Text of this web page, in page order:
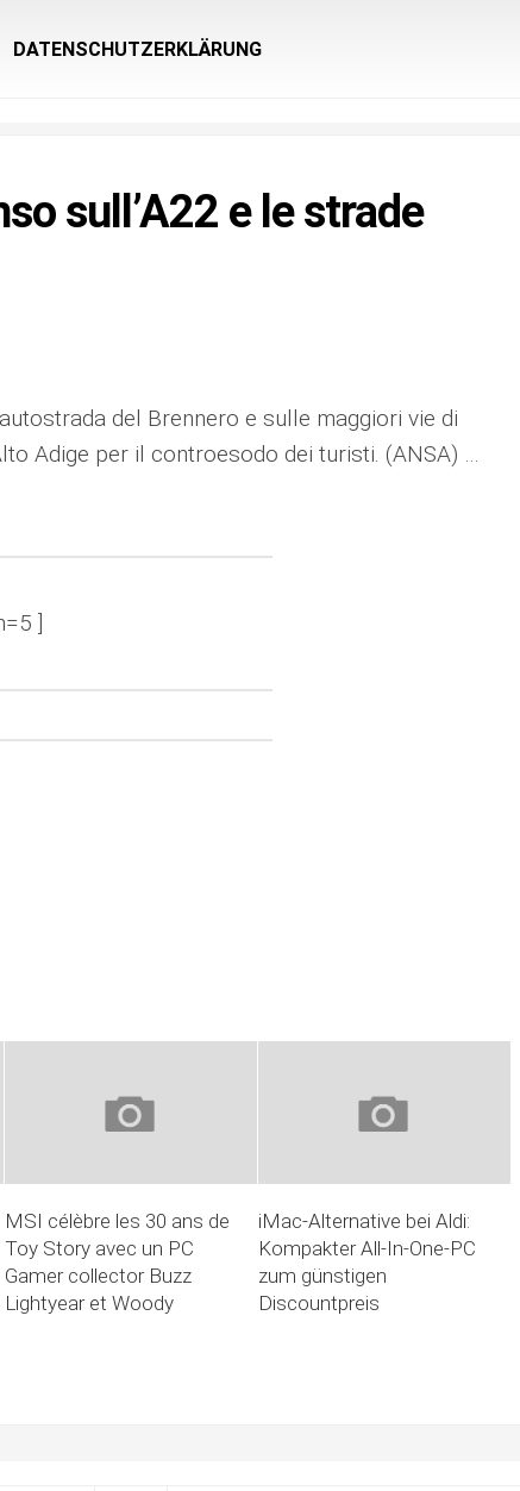
DATENSCHUTZERKLÄRUNG
sull’A22 e le strade
del Brennero e sulle maggiori vie di
Adige per il controesodo dei turisti. (ANSA) …
]
MSI célèbre les 30 ans de
Toy Story avec un PC
Gamer collector Buzz
Lightyear et Woody
iMac-Alternative bei Aldi:
Kompakter All-In-One-PC
zum günstigen
Discountpreis